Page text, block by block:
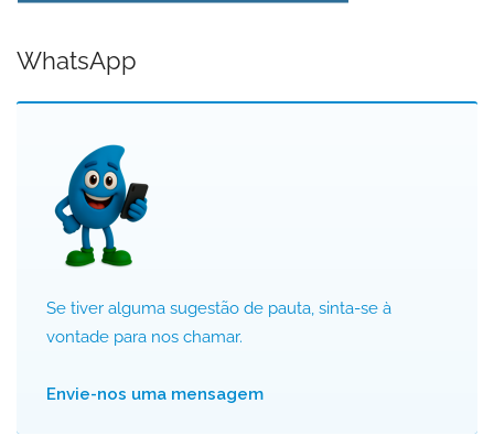
WhatsApp
Se tiver alguma sugestão de pauta, sinta-se à
vontade para nos chamar.
Envie-nos uma mensagem